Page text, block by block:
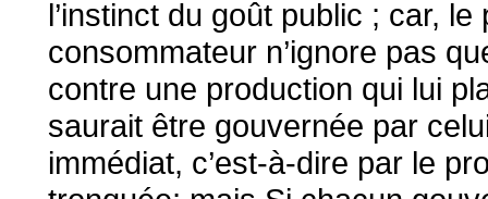
l’instinct du goût public ; car,
consommateur n’ignore pas
contre une production qui lui
saurait être gouvernée par
immédiat, c’est-à-dire par le